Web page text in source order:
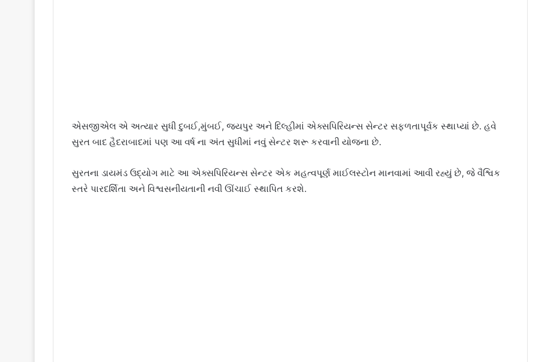
એસજીએલ એ અત્યાર સુધી દુબઈ,મુંબઈ, જયપુર અને દિલ્હીમાં એક્સપિરિયન્સ સેન્ટર સફળતાપૂર્વક સ્થાપ્યાં છે. હવે
સુરત બાદ હૈદરાબાદમાં પણ આ વર્ષ ના અંત સુધીમાં નવું સેન્ટર શરૂ કરવાની યોજના છે.
સુરતના ડાયમંડ ઉદ્યોગ માટે આ એક્સપિરિયન્સ સેન્ટર એક મહત્વપૂર્ણ માઈલસ્ટોન માનવામાં આવી રહ્યું છે, જે વૈશ્વિક
સ્તરે પારદર્શિતા અને વિશ્વસનીયતાની નવી ઊંચાઈ સ્થાપિત કરશે.